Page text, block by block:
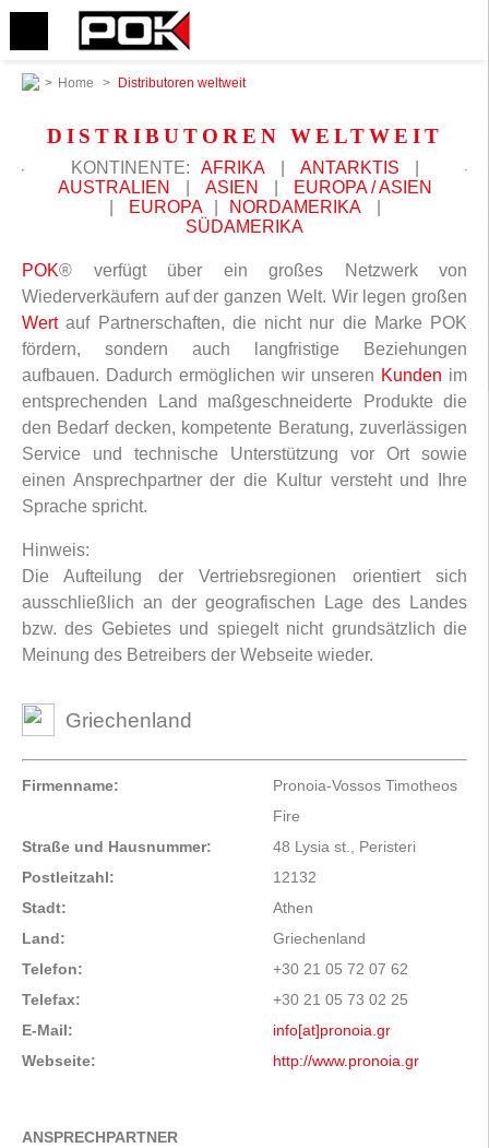
> Home > Distributoren weltweit
DISTRIBUTOREN WELTWEIT
KONTINENTE: AFRIKA ANTARKTIS
AUSTRALIEN
ASIEN
EUROPA / ASIEN
EUROPA NORDAMERIKA
SÜDAMERIKA
POK® verfügt über ein großes Netzwerk von
Wiederverkäufern auf der ganzen Welt. Wir legen großen
Wertauf Partnerschaften, die nicht nur die Marke POK
fördern, sondern auch langfristige Beziehungen
aufbauen. Dadurch ermöglichen wir unseren Kunden im
entsprechenden Land maßgeschneiderte Produkte die
den Bedarf decken, kompetente Beratung, zuverlässigen
Service und technische Unterstützung vor Ort sowie
einen Ansprechpartner der die Kultur versteht und Ihre
Sprache spricht.
Hinweis:
Die Aufteilung der Vertriebsregionen orientiert sich
ausschließlich an der geografischen Lage des Landes
bzw. des Gebietes und spiegelt nicht grundsätzlich die
Meinung des Betreibers der Webseite wieder.
Griechenland
Firmenname:
Pronoia-Vossos Timotheos
Fire
Straße und Hausnummer:
48 Lysia st., Peristeri
Postleitzahl:
12132
Stadt:
Athen
Land:
Griechenland
Telefon:
+30 21 05 72 07 62
Telefax:
+30 21 05 73 02 25
E-Mail:
info[at]pronoia.gr
Webseite:
http://www.pronoia.gr
ANSPRECHPARTNER